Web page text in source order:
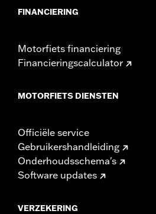
FINANCIERING
Motorfiets financiering
Financieringscalculator
MOTORFIETS DIENSTEN
Officiële service
Gebruikershandleiding
Onderhoudsschema's
Software updates
VERZEKERING